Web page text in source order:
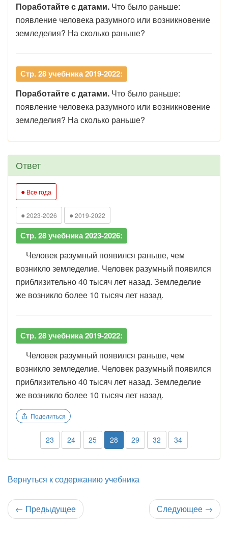
Поработайте с датами. Что было раньше:
появление человека разумного или возникновение
земледелия? На сколько раньше?
Стр. 28 учебника 2019-2022:
Поработайте с датами. Что было раньше:
появление человека разумного или возникновение
земледелия? На сколько раньше?
Ответ
● Все года
● 2023-2026 ● 2019-2022
Стр. 28 учебника 2023-2026:
Человек разумный появился раньше, чем
возникло земледелие. Человек разумный появился
приблизительно 40 тысяч лет назад. Земледелие
же возникло более 10 тысяч лет назад.
Стр. 28 учебника 2019-2022:
Человек разумный появился раньше, чем
возникло земледелие. Человек разумный появился
приблизительно 40 тысяч лет назад. Земледелие
же возникло более 10 тысяч лет назад.
Поделиться
23 24 25 28 29 32 34
Вернуться к содержанию учебника
← Предыдущее Следующее →